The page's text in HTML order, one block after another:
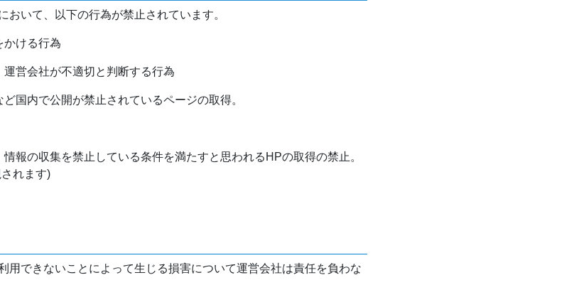
いて、以下の行為が禁止されています。
かける行為
営会社が不適切と判断する行為
国内で公開が禁止されているページの取得。
報の収集を禁止している条件を満たすと思われるHPの取得の禁止。
れます)
用できないことによって生じる損害について運営会社は責任を負わな